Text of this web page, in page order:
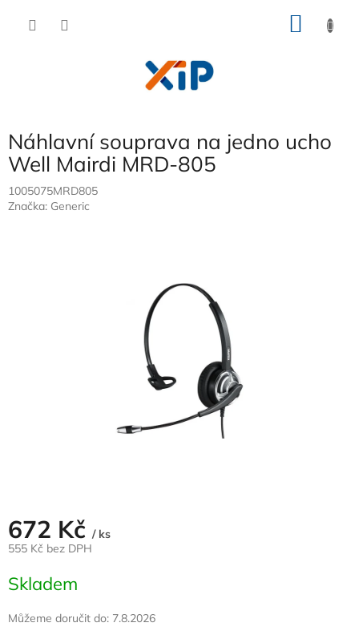
Náhlavní souprava na jedno ucho
Well Mairdi MRD-805
1005075MRD805
Značka: Generic
672 Kč / ks
555 Kč bez DPH
cena:
Skladem
Můžeme doručit do: 7.8.2026